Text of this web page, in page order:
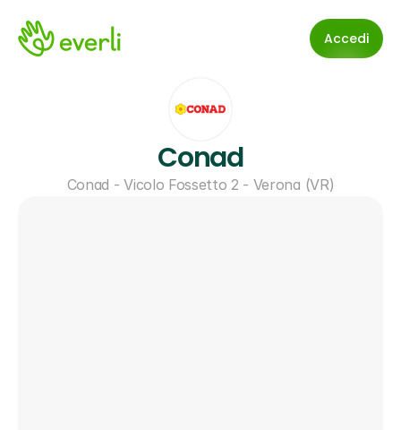
Accedi
Conad
Conad - Vicolo Fossetto 2 - Verona (VR)